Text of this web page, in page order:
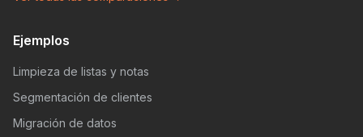
Ejemplos
Limpieza de listas y notas
Segmentación de clientes
Migración de datos